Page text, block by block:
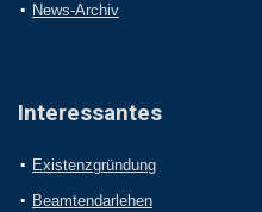
News-Archiv
Interessantes
Existenzgründung
Beamtendarlehen